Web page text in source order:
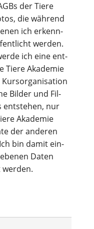
der Tie­re
die wäh­rend
ich erkenn­
wer­den.
ich eine ent­
Tie­re Aka­de­mie
Bil­der und Fil­
ent­ste­hen, nur
Aka­de­mie
der ande­ren
bin damit ein­
Daten